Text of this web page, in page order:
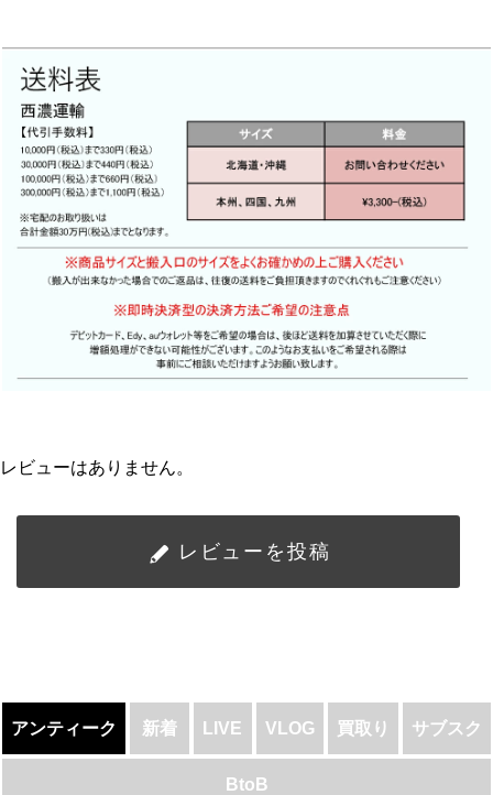
レビューはありません。
レビューを投稿
アンティーク 新着 LIVE VLOG 買取り サブスク
BtoB